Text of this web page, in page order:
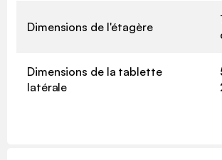
Dimensions de l'étagère
Dimensions de la tablette
latérale